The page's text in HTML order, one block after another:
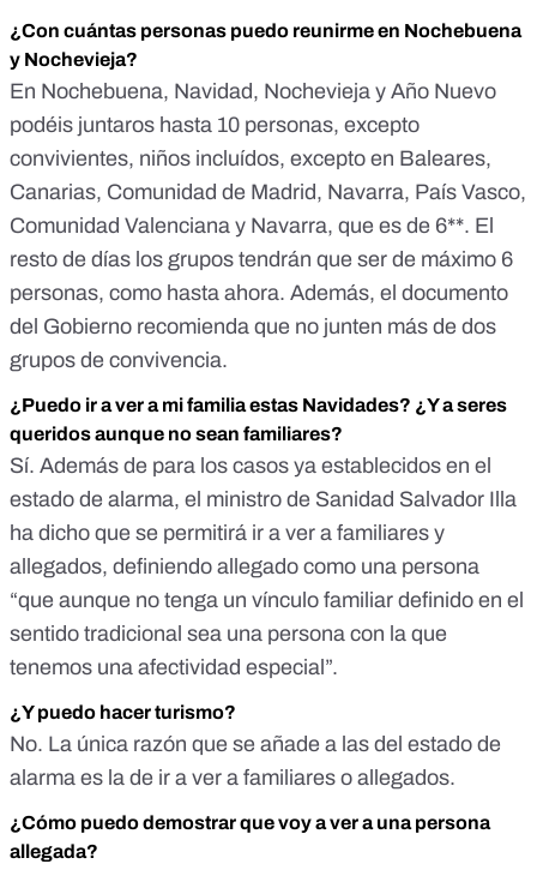
¿Con cuántas personas puedo reunirme en Nochebuena
y Nochevieja?
En Nochebuena, Navidad, Nochevieja y Año Nuevo
podéis juntaros hasta 10 personas, excepto
convivientes, niños incluídos, excepto en Baleares,
Canarias, Comunidad de Madrid, Navarra, País Vasco,
Comunidad Valenciana y Navarra, que es de 6**. El
resto de días los grupos tendrán que ser de máximo 6
personas, como hasta ahora. Además, el documento
del Gobierno recomienda que no junten más de dos
grupos de convivencia.
¿Puedo ir a ver a mi familia estas Navidades? ¿Y a seres
queridos aunque no sean familiares?
Sí. Además de para los casos ya establecidos en el
estado de alarma, el ministro de Sanidad Salvador Illa
ha dicho que se permitirá ir a ver a familiares y
allegados, definiendo allegado como una persona
“que aunque no tenga un vínculo familiar definido en el
sentido tradicional sea una persona con la que
tenemos una afectividad especial ”.
¿Y puedo hacer turismo?
No. La única razón que se añade a las del estado de
alarma es la de ir a ver a familiares o allegados.
¿Cómo puedo demostrar que voy a ver a una persona
allegada?